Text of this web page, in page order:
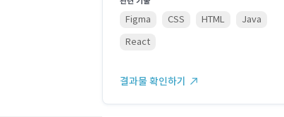
Figma CSS HTML
Java
React
결과물 확인하기